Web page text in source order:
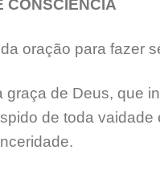
CONSCIÊNCIA
oração para fazer
de Deus, que
de toda